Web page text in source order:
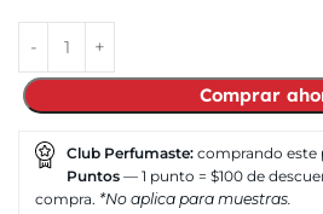
Comprar
Club Perfumaste: comprando este
Puntos — 1 punto = $100 de
compra. *No aplica para muestras.